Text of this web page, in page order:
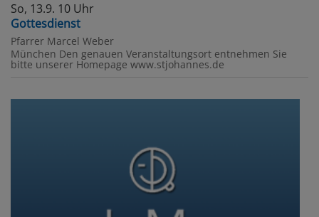
So, 13.9. 10 Uhr
Gottesdienst
Pfarrer Marcel Weber
München Den genauen Veranstaltungsort entnehmen Sie
bitte unserer Homepage www.stjohannes.de